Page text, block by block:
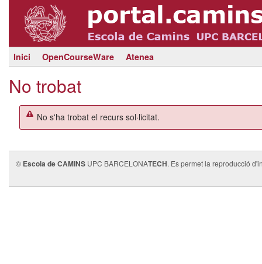
Inici OpenCourseWare Atenea
No trobat
No s'ha trobat el recurs sol·licitat.
© Escola de CAMINS UPC BARCELONATECH. Es permet la reproducció